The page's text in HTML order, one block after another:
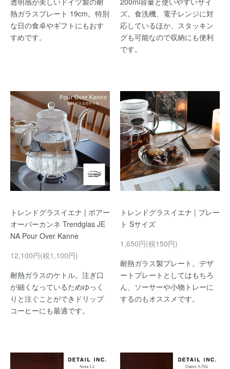
熱ガラスプレート 19cm。特別
な日の食卓やギフトにもおす
すめです。
ズ。食洗機、電子レンジに対
応しているほか、スタッキン
グも可能なので収納にも便利
です。
トレンドグラスイエナ | ポアー
オーバーカンネ Trendglas JE
NA Pour Over Kanne
12,100円(税1,100円)
耐熱ガラスのケトル。注ぎ口
が細くなっているためゆっく
りと注ぐことができドリップ
コーヒーにも最適です。
トレンドグラスイエナ | プレー
ト Sサイズ
1,650円(税150円)
耐熱ガラス製プレート。デザ
ートプレートとしてはもちろ
ん、ソーサーや小物トレーに
するのもオススメです。